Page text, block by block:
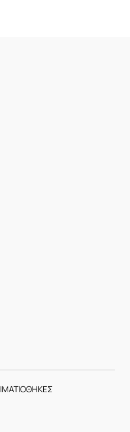
ΙΜΑΤΙΟΘΗΚΕΣ